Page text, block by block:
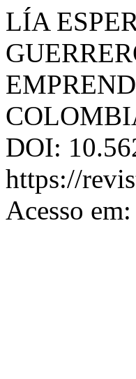
LÍA
DOI:
https://
Acesso